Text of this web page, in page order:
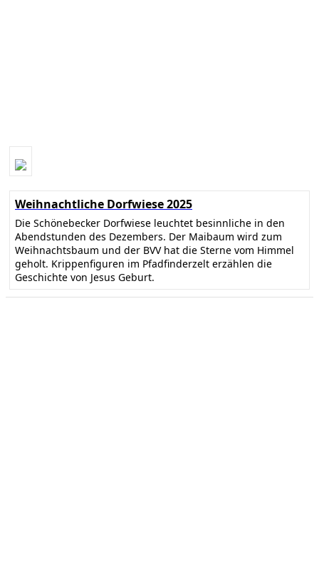
Weihnachtliche Dorfwiese 2025
Die Schönebecker Dorfwiese leuchtet besinnliche in den
Abendstunden des Dezembers. Der Maibaum wird zum
Weihnachtsbaum und der BVV hat die Sterne vom Himmel
geholt. Krippenfiguren im Pfadfinderzelt erzählen die
Geschichte von Jesus Geburt.